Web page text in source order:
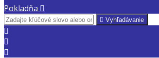
Pokladňa 
 Vyhľadávanie


